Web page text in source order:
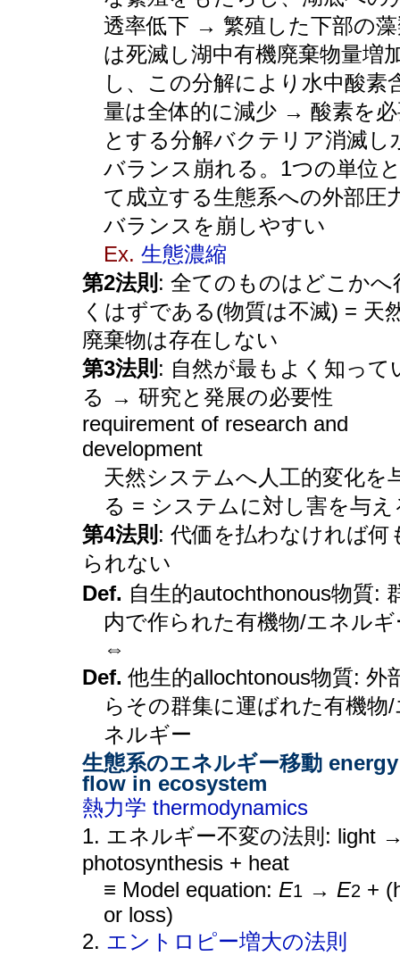
透率低下 → 繁殖した下部の
は死滅し湖中有機廃棄物量増
し、この分解により水中酸素
量は全体的に減少 → 酸素を
とする分解バクテリア消滅し
バランス崩れる。1つの単位
て成立する生態系への外部圧
バランスを崩しやすい
Ex. 生態濃縮
第2法則 : 全てのものはどこかへ
くはずである(物質は不滅) = 天
廃棄物は存在しない
第3法則 : 自然が最もよく知って
る → 研究と発展の必要性
requirement of research and
development
天然システムへ人工的変化を
る = システムに対し害を与え
第4法則 : 代価を払わなければ何
られない
Def. 自生的autochthonous物質:
内で作られた有機物/エネルギ
⇔
Def. 他生的allochtonous物質: 外
らその群集に運ばれた有機物/
ネルギー
生態系のエネルギー移動 energy
flow in ecosystem
熱力学 thermodynamics
1. エネルギー不変の法則: light
photosynthesis + heat
≡ Model equation: E1 → E2 +
or loss)
2. エントロピー増大の法則